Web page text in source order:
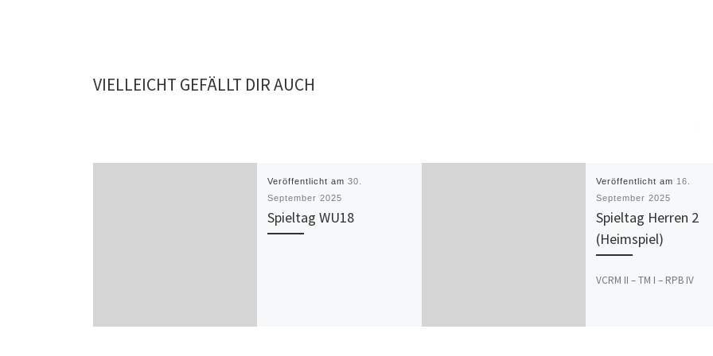
VIELLEICHT GEFÄLLT DIR AUCH
Veröffentlicht am30.
September 2025
Spieltag WU18
Veröffentlicht am 16.
September 2025
Spieltag Herren 2
(Heimspiel)
VCRM II – TM I – RPB IV